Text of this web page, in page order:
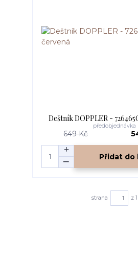
Deštník DOPPLER -
649 Kč
předobjednávka
Přidat do
strana z 1